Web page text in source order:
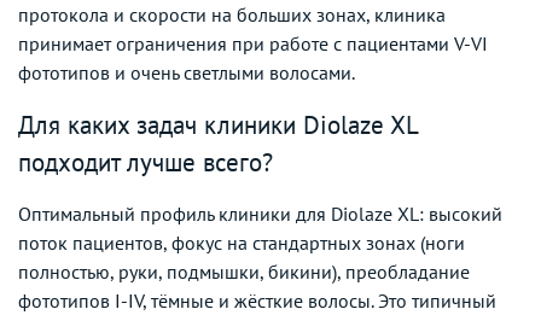
протокола и скорости на больших зонах, клиника
принимает ограничения при работе с пациентами V-VI
фототипов и очень светлыми волосами.
Для каких задач клиники Diolaze XL
подходит лучше всего?
Оптимальный профиль клиники для Diolaze XL: высокий
поток пациентов, фокус на стандартных зонах (ноги
полностью, руки, подмышки, бикини), преобладание
фототипов I-IV, тёмные и жёсткие волосы. Это типичный